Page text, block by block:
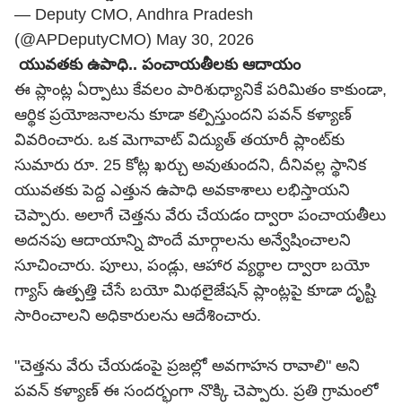
— Deputy CMO, Andhra Pradesh
(@APDeputyCMO) May 30, 2026
యువతకు ఉపాధి.. పంచాయతీలకు ఆదాయం
ఈ ప్లాంట్ల ఏర్పాటు కేవలం పారిశుధ్యానికే పరిమితం కాకుండా,
ఆర్థిక ప్రయోజనాలను కూడా కల్పిస్తుందని పవన్ కళ్యాణ్
వివరించారు. ఒక మెగావాట్ విద్యుత్ తయారీ ప్లాంట్‌కు
సుమారు రూ. 25 కోట్ల ఖర్చు అవుతుందని, దీనివల్ల స్థానిక
యువతకు పెద్ద ఎత్తున ఉపాధి అవకాశాలు లభిస్తాయని
చెప్పారు. అలాగే చెత్తను వేరు చేయడం ద్వారా పంచాయతీలు
అదనపు ఆదాయాన్ని పొందే మార్గాలను అన్వేషించాలని
సూచించారు. పూలు, పండ్లు, ఆహార వ్యర్థాల ద్వారా బయో
గ్యాస్ ఉత్పత్తి చేసే బయో మిథలైజేషన్ ప్లాంట్లపై కూడా దృష్టి
సారించాలని అధికారులను ఆదేశించారు.
"చెత్తను వేరు చేయడంపై ప్రజల్లో అవగాహన రావాలి" అని
పవన్ కళ్యాణ్ ఈ సందర్భంగా నొక్కి చెప్పారు. ప్రతి గ్రామంలో